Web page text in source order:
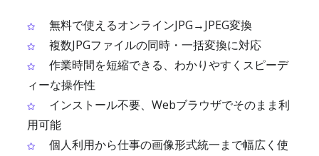
無料で使えるオンラインJPG→JPEG変換
複数JPGファイルの同時・一括変換に対応
作業時間を短縮できる、わかりやすくスピーデ
ィーな操作性
インストール不要、Webブラウザでそのまま利
用可能
個人利用から仕事の画像形式統一まで幅広く使